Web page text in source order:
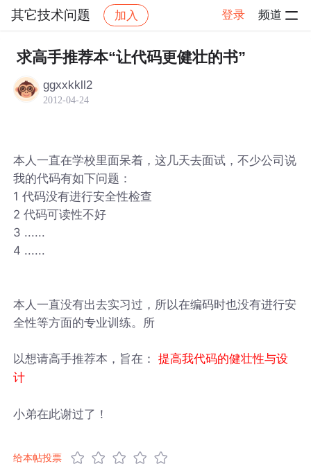
其它技术问题 加入 登录 频道
社区 其它技术问题 帖子详情
求高手推荐本“让代码更健壮的书”
ggxxkkll2
2012-04-24
本人一直在学校里面呆着，这几天去面试，不少公司说
我的代码有如下问题：
1 代码没有进行安全性检查
2 代码可读性不好
3 ......
4 ......
本人一直没有出去实习过，所以在编码时也没有进行安
全性等方面的专业训练。所
以想请高手推荐本，旨在：提高我代码的健壮性与设
计
小弟在此谢过了！
给本帖投票